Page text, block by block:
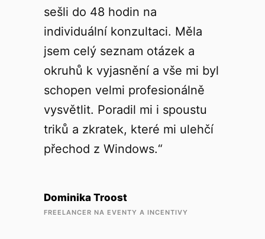
sešli do 48 hodin na
individuální konzultaci. Měla
jsem celý seznam otázek a
okruhů k vyjasnění a vše mi byl
schopen velmi profesionálně
vysvětlit. Poradil mi i spoustu
triků a zkratek, které mi ulehčí
přechod z Windows.“
Dominika Troost
FREELANCER NA EVENTY A INCENTIVY